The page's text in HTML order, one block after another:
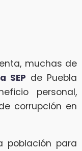
muchas de
SEP de Puebla
personal,
corrupción en
población para